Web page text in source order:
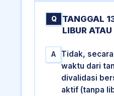
Q
TANGGAL
LIBUR
A
Tidak,
waktu dari
divalidasi
aktif (tanpa